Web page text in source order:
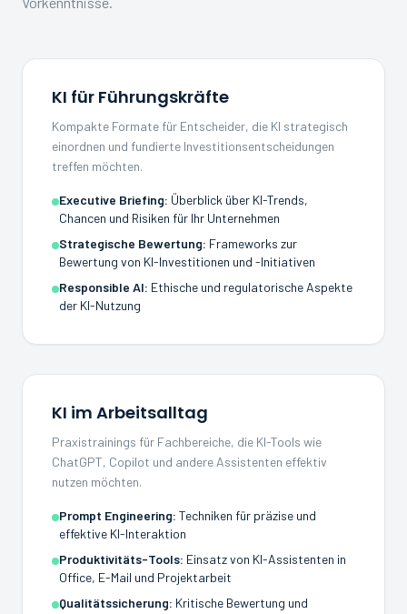
KI für Führungskräfte
Kompakte Formate für Entscheider, die KI strategisch
einordnen und fundierte Investitionsentscheidungen
treffen möchten.
Executive Briefing: Überblick über KI-Trends,
Chancen und Risiken für Ihr Unternehmen
Strategische Bewertung: Frameworks zur
Bewertung von KI-Investitionen und -Initiativen
Responsible AI: Ethische und regulatorische Aspekte
der KI-Nutzung
KI im Arbeitsalltag
Praxistrainings für Fachbereiche, die KI-Tools wie
ChatGPT, Copilot und andere Assistenten effektiv
nutzen möchten.
Prompt Engineering: Techniken für präzise und
effektive KI-Interaktion
Produktivitäts-Tools: Einsatz von KI-Assistenten in
Office, E-Mail und Projektarbeit
Qualitätssicherung: Kritische Bewertung und